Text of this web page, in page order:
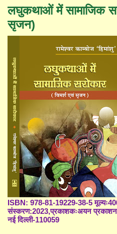
लघुकथाओं में सामाजिक
सृजन)
ISBN: 978-81-19229-38-5
संस्करण:2023,प्रकाशकःअयन प्रकाशन
नई दिल्ली-110059